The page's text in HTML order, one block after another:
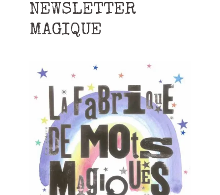
NEWSLETTER
MAGIQUE